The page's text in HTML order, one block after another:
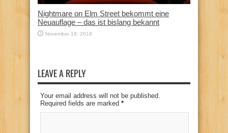
Nightmare on Elm Street bekommt eine
Neuauflage – das ist bislang bekannt
November 18, 2018
LEAVE A REPLY
Your email address will not be published.
Required fields are marked *